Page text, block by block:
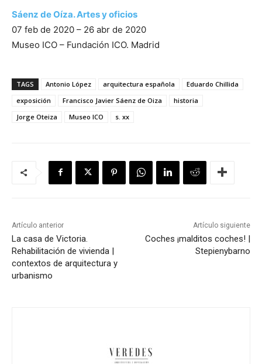
Sáenz de Oíza. Artes y oficios
07 feb de 2020 – 26 abr de 2020
Museo ICO – Fundación ICO. Madrid
TAGS Antonio López arquitectura española
Eduardo Chillida
exposición
Francisco Javier Sáenz de Oiza
historia
Jorge Oteiza
Museo ICO s. xx
Artículo anterior
La casa de Victoria.
Rehabilitación de vivienda |
contextos de arquitectura y
urbanismo
Artículo siguiente
Coches ¡malditos coches! |
Stepienybarno